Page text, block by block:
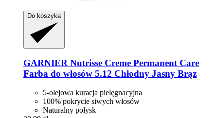
Do koszyka
GARNIER Nutrisse Creme Permanent Care
Farba do włosów 5.12 Chłodny Jasny Brąz
5-olejowa kuracja pielęgnacyjna
100% pokrycie siwych włosów
Naturalny połysk